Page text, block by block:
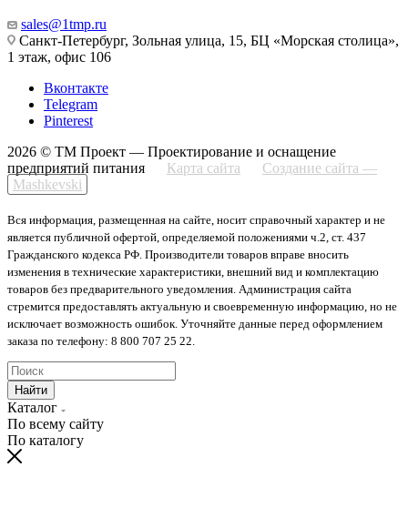
sales@1tmp.ru
Санкт-Петербург, Зольная улица, 15, БЦ «Морская столица»,
1 этаж, офис 106
Вконтакте
Telegram
Pinterest
2026 © ТМ Проект — Проектирование и оснащение
предприятий питания
Карта сайта
Создание сайта —
Mashkevski
Вся информация, размещенная на сайте, носит справочный характер и не
является публичной офертой, определяемой положениями ч.2, ст. 437
Гражданского кодекса РФ. Производители товаров вправе вносить
изменения в технические характеристики, внешний вид и комплектацию
товаров без предварительного уведомления. Администрация сайта
стремится предоставлять актуальную и своевременную информацию, но не
исключает возможность ошибок. Уточняйте данные перед оформлением
заказа по телефону: 8 800 707 25 22.
Найти
Каталог
По всему сайту
По каталогу